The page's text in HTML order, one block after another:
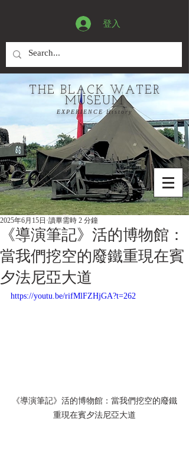
登入
THE BLACK WATER
MUSEUM
EXPERIENCE History
《導演筆記》活的博物館：
當我們挖空的廢鐵重現在賓
夕法尼亞大道
2025年6月15日 讀畢需時 2 分鐘
https://youtu.be/rifMlFZHjGA?t=262
《導演筆記》活的博物館：當我們挖空的廢鐵
重現在賓夕法尼亞大道